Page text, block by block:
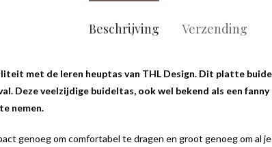
Beschrijving Verzending
met de leren heuptas van THL Design. Dit platte
Deze veelzijdige buideltas, ook wel bekend als een
nemen.
genoeg om comfortabel te dragen en groot genoeg om